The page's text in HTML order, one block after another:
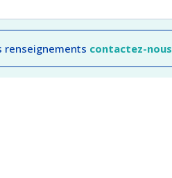
renseignements contactez-nous